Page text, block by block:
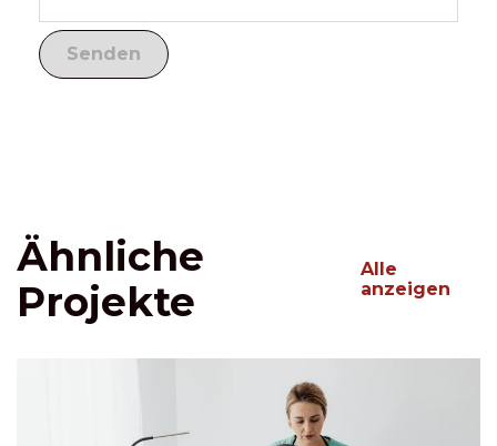
Ähnliche
Projekte
Alle
anzeigen